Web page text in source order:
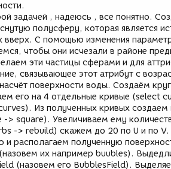
задачей , надеюсь , все понятно.
полусферу, которая является
вверх. С помощью изменения
чтобы они исчезали в районе
эти частицы сферами и для
связывающее этот атрибут с
поверхности воды. Создаём
его на 4 отдельные кривые (select
Из полученных кривых создаем
-> square). Увеличиваем ему
-> rebuild) скажем до 20 по U и по V.
и располагаем полученную
их например buubles).
(назовем его BubblesField).